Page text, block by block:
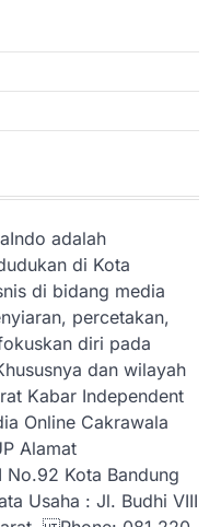
adalah
di Kota
di bidang media
percetakan,
diri pada
dan wilayah
Kabar Independent
Online Cakrawala
Alamat
Kota Bandung
Usaha : Jl. Budhi VIII